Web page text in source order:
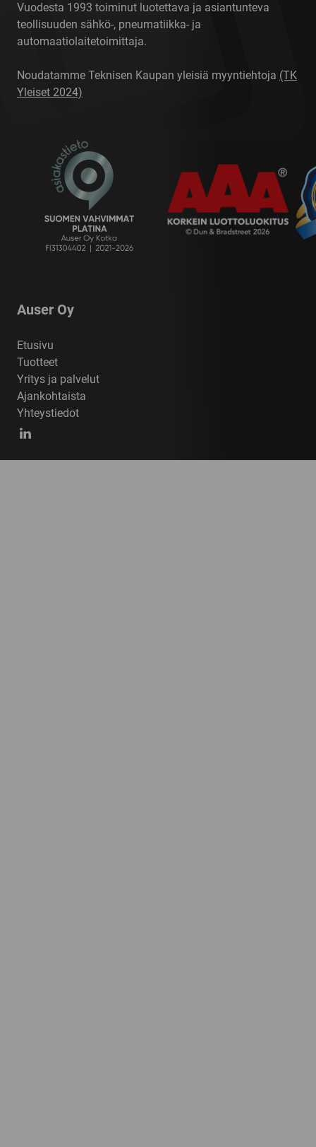
Vuodesta 1993 toiminut luotettava ja asiantunteva
teollisuuden sähkö-, pneumatiikka- ja
automaatiolaitetoimittaja.
Noudatamme Teknisen Kaupan yleisiä myyntiehtoja (TK
Yleiset 2024)
Auser Oy
Etusivu
Tuotteet
Yritys ja palvelut
Ajankohtaista
Yhteystiedot